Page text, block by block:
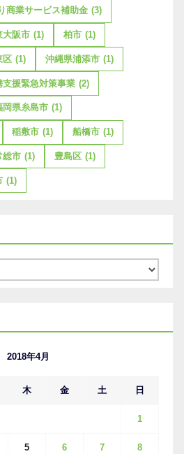
商業サービス補助金 (3)
大阪市 (1) 柏市 (1)
区 (1) 沖縄県浦添市 (1)
支援緊急対策事業 (2)
岡県糸島市 (1)
稲敷市 (1) 船橋市 (1)
総市 (1) 豊島区 (1)
(1)
2018年4月
木 金 土 日
1
5 6 7 8